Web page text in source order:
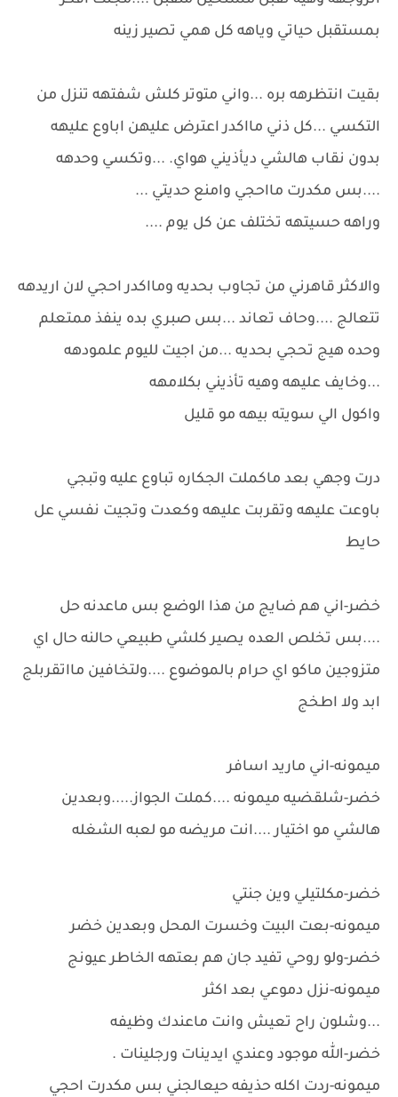
بمستقبل حياتي وياهه كل همي تصير زينه
بقيت انتظرهه بره ...واني متوتر كلش شفتهه تنزل من
التكسي ...كل ذني مااكدر اعترض عليهن اباوع عليهه
بدون نقاب هالشي ديأذيني هواي. ...وتكسي وحدهه
....بس مكدرت مااحجي وامنع حديتي ...
وراهه حسيتهه تختلف عن كل يوم ....
والاكثر قاهرني من تجاوب بحديه ومااكدر احجي لان اريدهه
تتعالج ....وحاف تعاند ...بس صبري بده ينفذ ممتعلم
وحده هيج تحجي بحديه ...من اجيت لليوم علمودهه
...وخايف عليهه وهيه تأذيني بكلامهه
واكول الي سويته بيهه مو قليل
درت وجهي بعد ماكملت الجكاره تباوع عليه وتبجي
باوعت عليهه وتقربت عليهه وكعدت وتجيت نفسي عل
حايط
خضر-اني هم ضايج من هذا الوضع بس ماعدنه حل
....بس تخلص العده يصير كلشي طبيعي حالنه حال اي
متزوجين ماكو اي حرام بالموضوع ....ولتخافين مااتقربلج
ابد ولا اطخج
ميمونه-اني ماريد اسافر
خضر-شلقضيه ميمونه ....كملت الجواز.....وبعدين
هالشي مو اختيار ....انت مريضه مو لعبه الشغله
خضر-مكلتيلي وين جنتي
ميمونه-بعت البيت وخسرت المحل وبعدين خضر
خضر-ولو روحي تفيد جان هم بعتهه الخاطر عيونج
ميمونه-نزل دموعي بعد اكثر
...وشلون راح تعيش وانت ماعندك وظيفه
خضر-الله موجود وعندي ايدينات ورجلينات .
ميمونه-ردت اكله حذيفه حيعالجني بس مكدرت احجي